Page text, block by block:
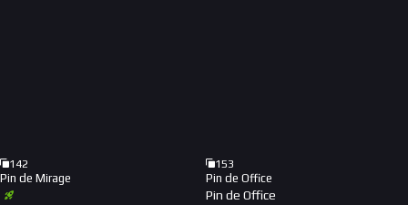
142
Pin de Mirage
153
Pin de Office
Pin de Office